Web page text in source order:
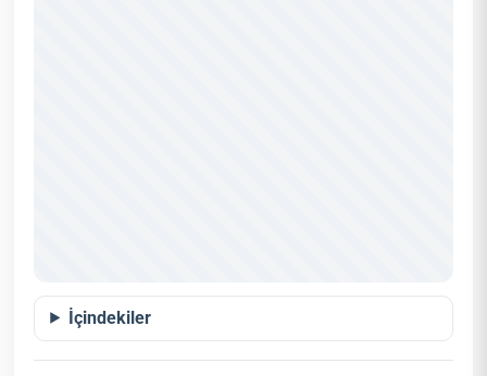
İçindekiler